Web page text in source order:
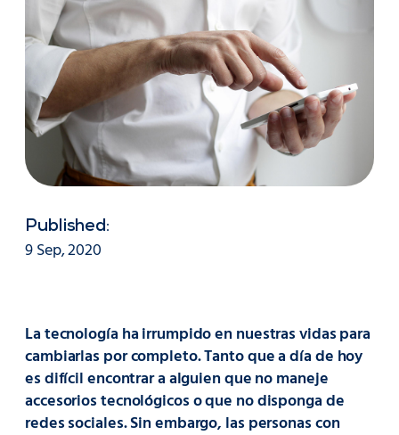
Published:
9 Sep, 2020
La tecnología ha irrumpido en nuestras vidas para
cambiarlas por completo. Tanto que a día de hoy
es difícil encontrar a alguien que no maneje
accesorios tecnológicos o que no disponga de
redes sociales. Sin embargo, las personas con